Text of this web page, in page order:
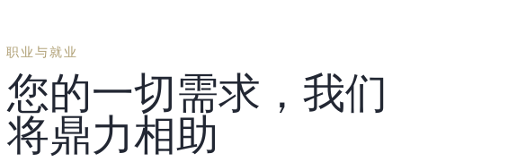
职业与就业
您的一切需求，我们
将鼎力相助